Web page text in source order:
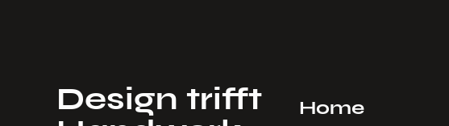
Design trifft
Home